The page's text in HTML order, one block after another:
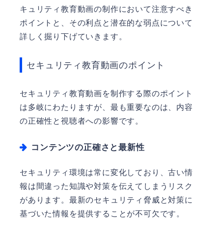
キュリティ教育動画の制作において注意すべき
ポイントと、その利点と潜在的な弱点について
詳しく掘り下げていきます。
セキュリティ教育動画のポイント
セキュリティ教育動画を制作する際のポイント
は多岐にわたりますが、最も重要なのは、内容
の正確性と視聴者への影響です。
コンテンツの正確さと最新性
セキュリティ環境は常に変化しており、古い情
報は間違った知識や対策を伝えてしまうリスク
があります。最新のセキュリティ脅威と対策に
基づいた情報を提供することが不可欠です。